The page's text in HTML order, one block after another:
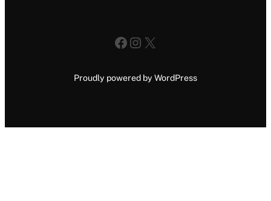
Facebook
Instagram
X
Proudly powered by WordPress